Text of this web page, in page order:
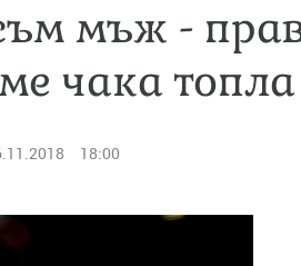
мъж -
чака топла
18:00